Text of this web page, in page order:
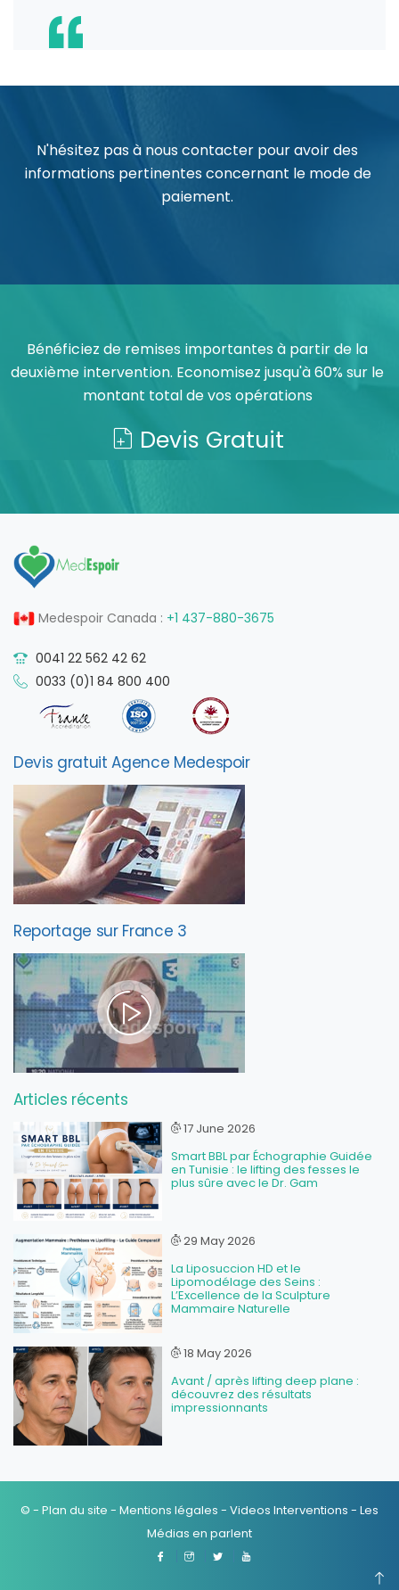
N'hésitez pas à nous contacter pour avoir des
informations pertinentes concernant le mode de
paiement.
Bénéficiez de remises importantes à partir de la
deuxième intervention. Economisez jusqu'à 60% sur le
montant total de vos opérations
Devis Gratuit
Medespoir Canada : +1 437-880-3675
0041 22 562 42 62
0033 (0)1 84 800 400
Devis gratuit Agence Medespoir
Reportage sur France 3
Articles récents
17 June 2026
Smart BBL par Échographie Guidée
en Tunisie : le lifting des fesses le
plus sûre avec le Dr. Gam
29 May 2026
La Liposuccion HD et le
Lipomodélage des Seins :
L’Excellence de la Sculpture
Mammaire Naturelle
18 May 2026
Avant / après lifting deep plane :
découvrez des résultats
impressionnants
© - Plan du site - Mentions légales - Videos Interventions - Les
Médias en parlent